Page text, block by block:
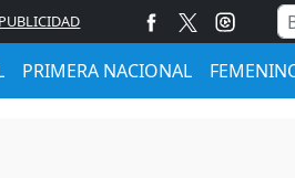
PUBLICIDAD
PRIMERA NACIONAL